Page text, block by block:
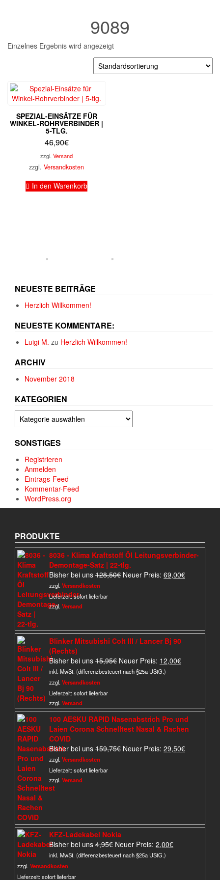
9089
Einzelnes Ergebnis wird angezeigt
SPEZIAL-EINSÄTZE FÜR
WINKEL-ROHRVERBINDER |
5-TLG.
46,90€
zzgl.Versand
zzgl.Versandkosten
In den Warenkorb
NEUESTE BEITRÄGE
Herzlich Willkommen!
NEUESTE KOMMENTARE:
Luigi M. zu Herzlich Willkommen!
ARCHIV
November 2018
KATEGORIEN
Kategorien
SONSTIGES
Registrieren
Anmelden
Eintrags-Feed
Kommentar-Feed
WordPress.org
PRODUKTE
8036 - Klima Kraftstoff Öl Leitungsverbinder-
Demontage-Satz | 22-tlg.
Bisher bei uns 128,50€ Ursprünglicher
Neuer Preis: 69,00€Aktueller
zzgl. Versandkosten
Lieferzeit:sofort lieferbar
zzgl. Versand
Blinker Mitsubishi Colt III / Lancer Bj 90
(Rechts)
Bisher bei uns 15,95€ Ursprünglicher
Preis
Neuer Preis: 12,00€Aktueller
inkl. MwSt. (differenzbesteuert nach §25a UStG.)
zzgl. Versandkosten
Lieferzeit:sofort lieferbar
zzgl. Versand
100 AESKU RAPID Nasenabstrich Pro und
Laien Corona Schnelltest Nasal & Rachen
COVID
Bisher bei uns 159,75€ Ursprünglicher
Neuer Preis: 29,50€Aktueller
zzgl. Versandkosten
Lieferzeit:sofort lieferbar
zzgl. Versand
KFZ-Ladekabel Nokia
Bisher bei uns 4,95€ Ursprünglicher
Preis
Neuer Preis: 2,00€Aktueller
inkl. MwSt. (differenzbesteuert nach §25a UStG.)
zzgl. Versandkosten
Lieferzeit:sofort lieferbar